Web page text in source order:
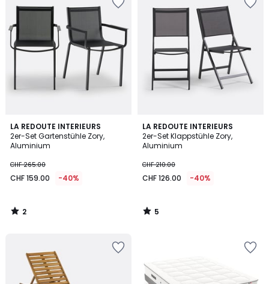
LA REDOUTE INTERIEURS
2er-Set Gartenstühle Zory,
Aluminium
CHF 265.00
CHF 159.00 -40%
2
/
5
2
/
LA REDOUTE INTERIEURS
2er-Set Klappstühle Zory,
Aluminium
CHF 210.00
CHF 126.00 -40%
5
/
5
5
/